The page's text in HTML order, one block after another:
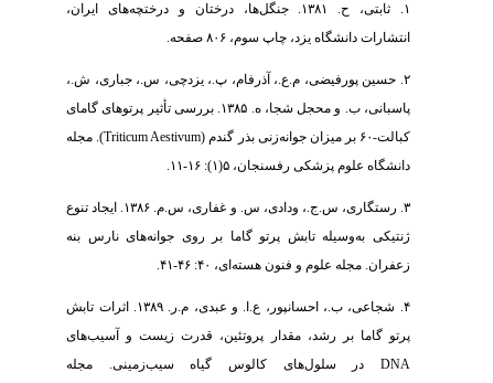
۱. ثابتی، ح. ۱۳۸۱. جنگل‌ها، درختان و درختچه‌های ایران،
انتشارات دانشگاه یزد، چاپ سوم، ۸۰۶ صفحه.
۲. حسین پورفیضی، م.ع.، آذرفام، پ.، یزدچی، س.، جباری، ش.،
پاسبانی، ب. و محجل شجا، ه. ۱۳۸۵. بررسی تأثیر پرتوهای گامای
کبالت-۶۰ بر میزان جوانه‌زنی بذر گندم (Triticum Aestivum). مجله
دانشگاه علوم پزشکی رفسنجان، ۵(۱): ۱۶-۱۱.
۳. رستگاری، س.ج.، ودادی، س. و غفاری، س.م. ۱۳۸۶. ایجاد تنوع
ژنتیکی به‌وسیله تابش پرتو گاما بر روی جوانه‌های نارس بنه
زعفران. مجله علوم و فنون هسته‌ای، ۴۰: ۴۶-۴۱.
۴. شجاعی، ب.، احسانپور، ع.ا. و عبدی، م.ر. ۱۳۸۹. اثرات تابش
پرتو گاما بر رشد، مقدار پروتئین، قدرت زیست و آسیب‌های
DNA در سلول‌های کالوس گیاه سیب‌زمینی. مجله